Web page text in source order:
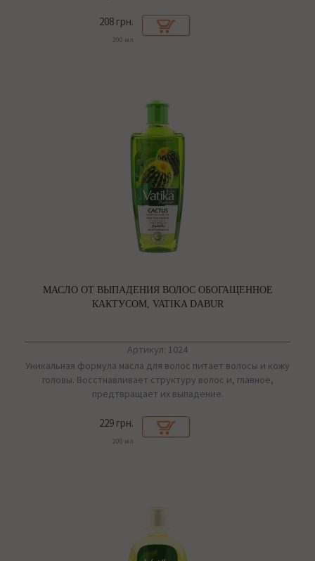
208 грн.
200 мл
МАСЛО ОТ ВЫПАДЕНИЯ ВОЛОС ОБОГАЩЕННОЕ
КАКТУСОМ, VATIKA DABUR
Артикул: 1024
Уникальная формула масла для волос питает волосы и кожу
головы. Восстнавливает структуру волос и, главное,
предтвращает их выпадение.
229 грн.
200 мл